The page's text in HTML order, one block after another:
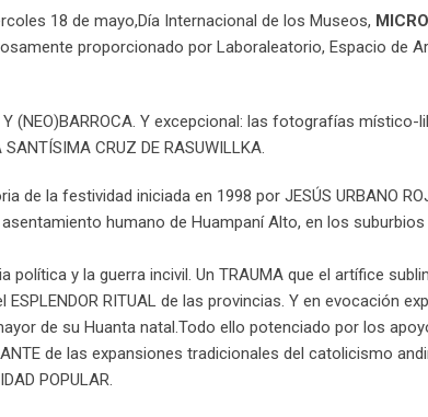
18 de mayo,Día Internacional de los Museos,
proporcionado por Laboraleatorio, Espacio de
(NEO)BARROCA. Y excepcional: las fotografías místico-
CRUZ DE RASUWILLKA.
de la festividad iniciada en 1998 por JESÚS URBANO
humano de Huampaní Alto, en los
y la guerra incivil. Un TRAUMA que el artífice
RITUAL de las provincias. Y en evocación
de su Huanta natal.Todo ello potenciado por los
de las expansiones tradicionales del catolicismo
POPULAR.